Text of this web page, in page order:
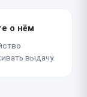
о нём
выдачу.